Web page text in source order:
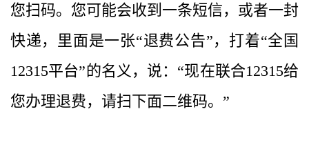
您扫码。您可能会收到一条短信，或者一封
快递，里面是一张“退费公告”，打着“全国
12315平台”的名义，说：“现在联合12315给
您办理退费，请扫下面二维码。”